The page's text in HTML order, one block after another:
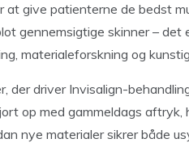
give patienterne de bedst
gennemsigtige skinner – det
materialeforskning og
der driver Invisalign-
op med gammeldags aftryk,
nye materialer sikrer både